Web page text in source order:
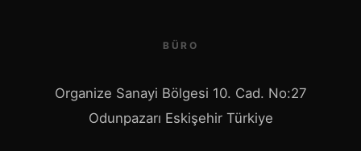
BÜRO
Organize Sanayi Bölgesi 10. Cad. No:27
Odunpazarı Eskişehir Türkiye